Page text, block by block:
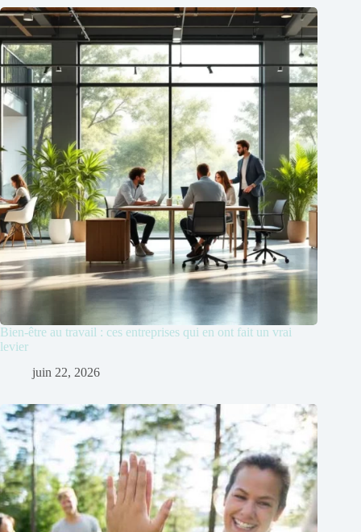
Bien-être au travail : ces entreprises qui en ont fait un vrai
levier
juin 22, 2026